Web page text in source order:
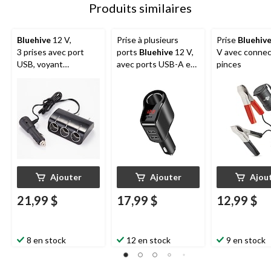
Produits similaires
Bluehive 12 V,
3 prises avec port
USB, voyant
Ajouter
21,99 $
8 en stock
Prise à plusieurs
ports Bluehive 12 V,
avec ports USB-A et
d'alimentation à DEL
Ajouter
17,99 $
12 en stock
Prise Bluehive
V avec
pinces
12,99 $
9 en stock